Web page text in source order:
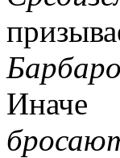
Иначе